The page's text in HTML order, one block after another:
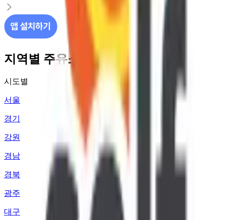
지역별 주유소 가격 정보
시도별
서울
경기
강원
경남
경북
광주
대구